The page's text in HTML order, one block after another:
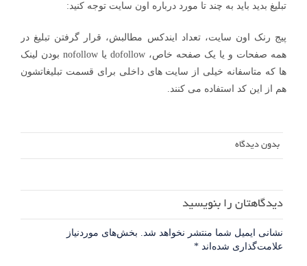
تبلیغ بدید باید به چند تا مورد درباره اون سایت توجه کنید:
پیج رنک اون سایت، تعداد ایندکس مطالبش، قرار گرفتن تبلیغ در
همه صفحات و یا یک صفحه خاص، dofollow یا nofollow بودن لینک
ها که متاسفانه خیلی از سایت های داخلی برای قسمت تبلیغاتشون
هم از این کد استفاده می کنند.
بدون دیدگاه
دیدگاهتان را بنویسید
نشانی ایمیل شما منتشر نخواهد شد. بخش‌های موردنیاز
علامت‌گذاری شده‌اند *